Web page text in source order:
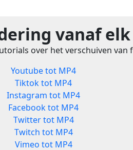
vanaf
over het verschuiven van
Youtube tot MP4
Tiktok tot MP4
Instagram tot MP4
Facebook tot MP4
Twitter tot MP4
Twitch tot MP4
Vimeo tot MP4